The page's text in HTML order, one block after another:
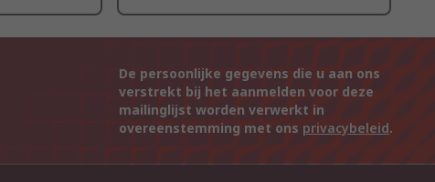
De persoonlijke gegevens die u aan ons
verstrekt bij het aanmelden voor deze
mailinglijst worden verwerkt in
overeenstemming met ons privacybeleid.